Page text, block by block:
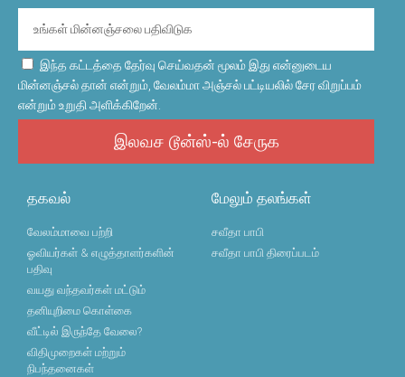
இந்த கட்டத்தை தேர்வு செய்வதன் மூலம் இது என்னுடைய
மின்னஞ்சல் தான் என்றும், வேலம்மா அஞ்சல் பட்டியலில் சேர விறுப்பம்
என்றும் உறுதி அளிக்கிறேன்.
இலவச டூன்ஸ்-ல் சேருக
தகவல்
வேலம்மாவை பற்றி
ஓவியர்கள் & எழுத்தாளர்களின்
பதிவு
வயது வந்தவர்கள் மட்டும்
தனியுறிமை கொள்கை
வீட்டில் இருந்தே வேலை?
விதிமுறைகள் மற்றும்
நிபந்தனைகள்
மேலும் தலங்கள்
சவீதா பாபி
சவீதா பாபி திரைப்படம்